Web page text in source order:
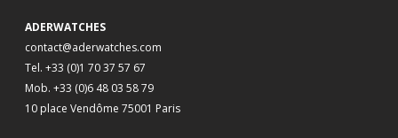
ADERWATCHES
contact@aderwatches.com
Tel. +33 (0)1 70 37 57 67
Mob. +33 (0)6 48 03 58 79
10 place Vendôme 75001 Paris